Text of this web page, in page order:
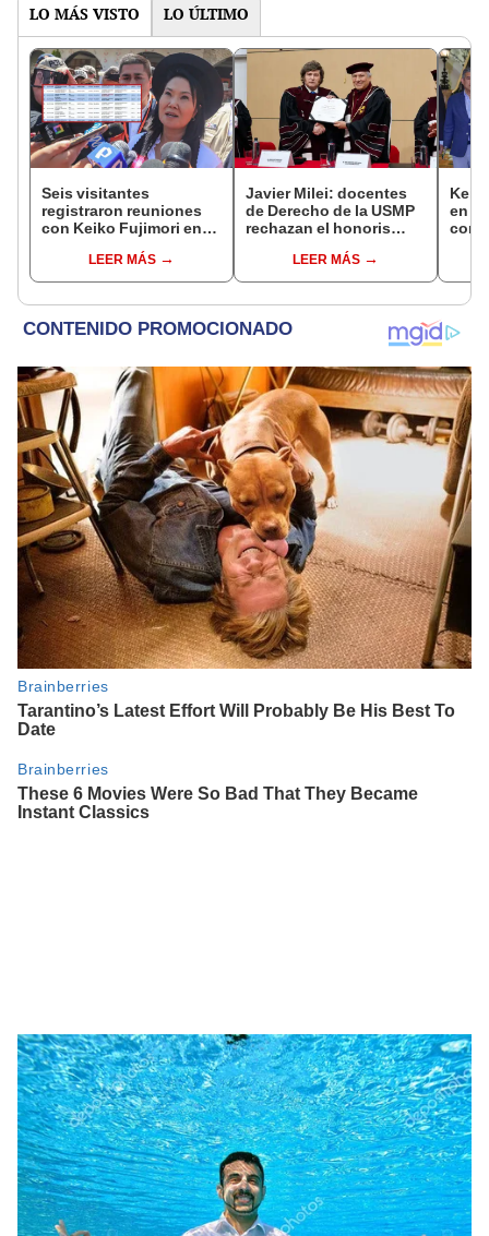
LO MÁS VISTO LO ÚLTIMO
Seis visitantes
registraron reuniones
con Keiko Fujimori en
presidenta se
encontraba en Junín
LEER MÁS
Javier Milei: docentes
de Derecho de la USMP
rechazan el honoris
presidente de Argentina
LEER MÁS
en
con